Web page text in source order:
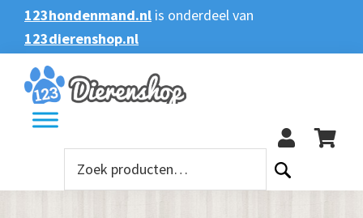
Spring
naar
de
hoofdnavigatie
Door
naar
de
hoofd
inhoud
Spring
naar
de
voettekst
123hondenmand.nl is onderdeel van
123dierenshop.nl
Zoeken
Zoeken
naar: